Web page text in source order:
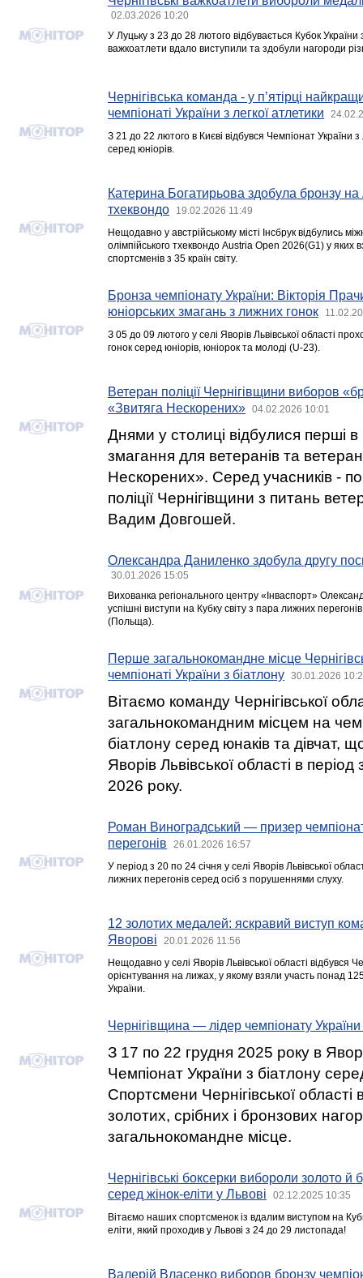
02.03.2026 10:20
У Луцьку з 23 до 28 лютого відбувається Кубок України
важкоатлети вдало виступили та здобули нагороди
Чернігівська команда - у п’ятірці
чемпіонаті України з легкої атлетики
З 21 до 22 лютого в Києві відбувся Чемпіонат України
серед юніорів.
Катерина Богатирьова здобула бронзу
тхеквондо
19.02.2026 11:49
Нещодавно у австрійському місті Інсбрук відбулись
олімпійського тхеквондо Austria Open 2026(G1) у яких
спортсменів з 35 країн світу.
Бронза чемпіонату України: Вікторія
юніорських змагань з лижних гонок
З 05 до 09 лютого у селі Яворів Львівської області
гонок серед юніорів, юніорок та молоді (U-23).
Ветеран поліції Чернігівщини виборов
«Звитяга Нескорених»
04.02.2026 10:01
Днями у столиці відбулися перші
змагання для ветеранів та
Нескорених». Серед учасників -
поліції Чернігівщини з питань
Вадим Довгошей.
Олександра Даниленко здобула другу
30.01.2026 15:05
Вихованка регіонального центру «Інваспорт»
успішні виступи на Кубку світу з пара лижних
(Польща).
Перше загальнокомандне місце
чемпіонаті України з біатлону
30.01.2026
Вітаємо команду Чернігівської
загальнокомандним місцем на
біатлону серед юнаків та дівчат,
Яворів Львівської області в
2026 року.
Роман Виноградський — призер
перегонів
26.01.2026 16:57
У період з 20 по 24 січня у селі Яворів Львівської
лижних перегонів серед осіб з порушеннями слуху.
12 золотих медалей: яскравий виступ
Яворові
20.01.2026 11:56
Нещодавно у селі Яворів Львівської області відбувся
орієнтування на лижах, у якому взяли участь понад 125
України.
Чернігівщина — лідер чемпіонату України
З 17 по 22 грудня 2025 року в
Чемпіонат України з біатлону
Спортсмени Чернігівської
золотих, срібних і бронзових
загальнокомандне місце.
Чернігівські боксерки вибороли золото й
серед жінок-еліти у Львові
02.12.2025 10:35
Вітаємо наших спортсменок із вдалим виступом на
еліти, який проходив у Львові з 24 до 29 листопада!
Валерій Власенко виборов бронзу